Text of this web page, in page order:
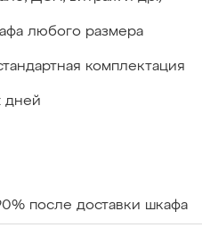
любого размера
комплектация
дней
после доставки шкафа